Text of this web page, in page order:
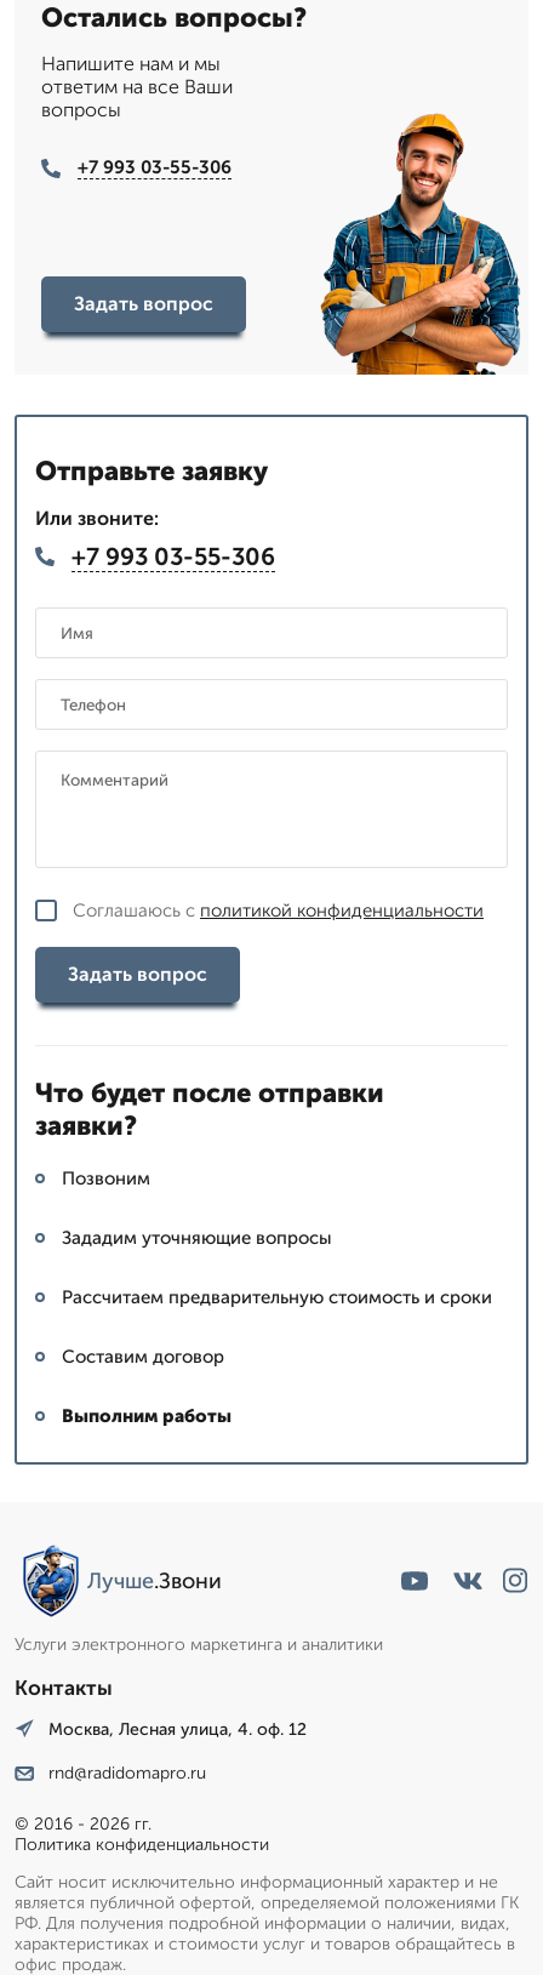
Остались вопросы?
Напишите нам и мы
ответим на все Ваши
вопросы
+7 993 03-55-306
Задать вопрос
Отправьте заявку
Или звоните:
+7 993 03-55-306
Соглашаюсь с политикой конфиденциальности
Задать вопрос
Что будет после отправки
заявки?
Позвоним
Зададим уточняющие вопросы
Рассчитаем предварительную стоимость и сроки
Составим договор
Выполним работы
Лучше.Звони
Услуги электронного маркетинга и аналитики
Контакты
Москва, Лесная улица, 4. оф. 12
rnd@radidomapro.ru
© 2016 - 2026 гг.
Политика конфиденциальности
Сайт носит исключительно информационный характер и не
является публичной офертой, определяемой положениями ГК
РФ. Для получения подробной информации о наличии, видах,
характеристиках и стоимости услуг и товаров обращайтесь в
офис продаж.